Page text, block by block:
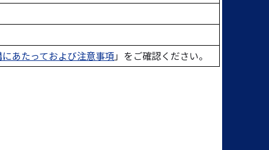
あたっておよび注意事項」をご確認ください。